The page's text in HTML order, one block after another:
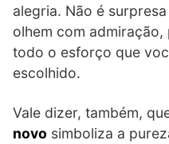
alegria. Não é
olhem com
todo o esforço que
escolhido.
Vale dizer, também,
novo simboliza a